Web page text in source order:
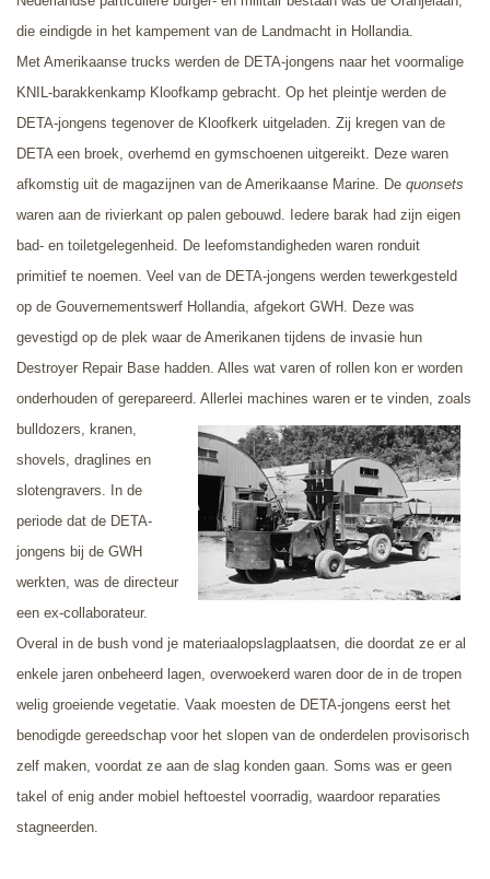
die eindigde in het kampement van de Landmacht in Hollandia.
Met Amerikaanse trucks werden de DETA-jongens naar het voormalige
KNIL-barakkenkamp Kloofkamp gebracht. Op het pleintje werden de
DETA-jongens tegenover de Kloofkerk uitgeladen. Zij kregen van de
DETA een broek, overhemd en gymschoenen uitgereikt. Deze waren
afkomstig uit de magazijnen van de Amerikaanse Marine. De quonsets
waren aan de rivierkant op palen gebouwd. Iedere barak had zijn eigen
bad- en toiletgelegenheid. De leefomstandigheden waren ronduit
primitief te noemen. Veel van de DETA-jongens werden tewerkgesteld
op de Gouvernementswerf Hollandia, afgekort GWH. Deze was
gevestigd op de plek waar de Amerikanen tijdens de invasie hun
Destroyer Repair Base hadden. Alles wat varen of rollen kon er worden
onderhouden of gerepareerd. Allerlei machines waren er te vinden, zoals
bulldozers, kranen,
shovels, draglines en
slotengravers. In de
periode dat de DETA-
jongens bij de GWH
werkten, was de directeur
een ex-collaborateur.
Overal in de bush vond je materiaalopslagplaatsen, die doordat ze er al
enkele jaren onbeheerd lagen, overwoekerd waren door de in de tropen
welig groeiende vegetatie. Vaak moesten de DETA-jongens eerst het
benodigde gereedschap voor het slopen van de onderdelen provisorisch
zelf maken, voordat ze aan de slag konden gaan. Soms was er geen
takel of enig ander mobiel heftoestel voorradig, waardoor reparaties
stagneerden.